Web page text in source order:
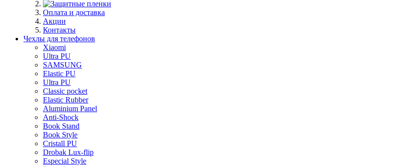
Оплата и доставка
Акции
Контакты
Чехлы для телефонов
Xiaomi
Ultra PU
SAMSUNG
Elastic PU
Ultra PU
Classic pocket
Elastic Rubber
Aluminium Panel
Anti-Shock
Book Stand
Book Style
Cristall PU
Drobak Lux-flip
Especial Style